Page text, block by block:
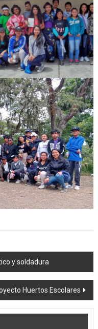
y soldadura
Huertos Escolares